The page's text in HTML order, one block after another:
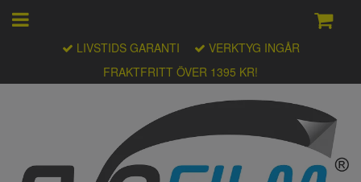
FRAKTFRITT ÖVER 1395 KR!
LIVSTIDS GARANTI VERKTYG INGÅR